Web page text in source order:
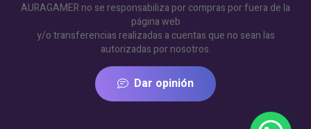
AURAGAMER no se responsabiliza por compras por fuera de la
página web
y/o transferencias realizadas a cuentas que no sean las
autorizadas por nosotros.
Dar opinión